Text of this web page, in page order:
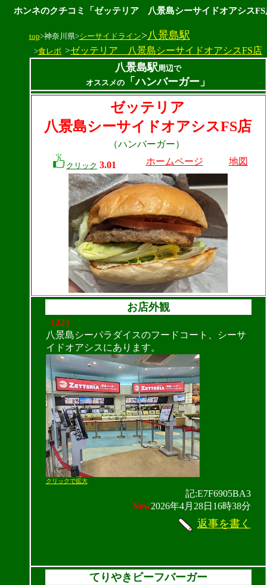
ホンネのクチコミ「ゼッテリア 八景島シーサイドオアシスFS
top>神奈川県>シーサイドライン>八景島駅
>食レポ >ゼッテリア 八景島シーサイドオアシスFS店
八景島駅周辺で
オススメの
「ハンバーガー」
ゼッテリア
八景島シーサイドオアシスFS店
（ハンバーガー）
クリック 3.01 ホームページ 地図
お店外観
（22）
八景島シーパラダイスのフードコート、シーサ
イドオアシスにあります。
クリックで拡大
記:E7F6905BA3
New2026年4月28日16時38分
返事を書く
てりやきビーフバーガー